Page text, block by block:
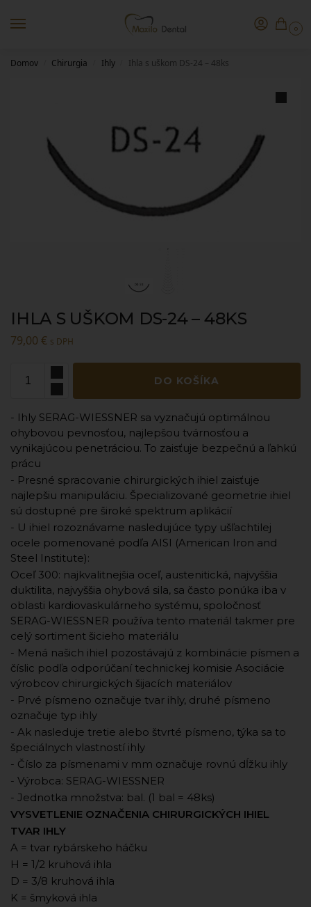
0
Domov Chirurgia Ihly Ihla s uškom DS-24 – 48ks
IHLA S UŠKOM DS-24 – 48KS
79,00 € s DPH
DO KOŠÍKA
- Ihly SERAG-WIESSNER sa vyznačujú optimálnou
ohybovou pevnosťou, najlepšou tvárnosťou a
vynikajúcou penetráciou. To zaisťuje bezpečnú a ľahkú
prácu
- Presné spracovanie chirurgických ihiel zaisťuje
najlepšiu manipuláciu. Špecializované geometrie ihiel
sú dostupné pre široké spektrum aplikácií
- U ihiel rozoznávame nasledujúce typy ušľachtilej
ocele pomenované podľa AISI (American Iron and
Steel Institute):
Oceľ 300: najkvalitnejšia oceľ, austenitická, najvyššia
duktilita, najvyššia ohybová sila, sa často ponúka iba v
oblasti kardiovaskulárneho systému, spoločnosť
SERAG-WIESSNER používa tento materiál takmer pre
celý sortiment šicieho materiálu
- Mená našich ihiel pozostávajú z kombinácie písmen a
číslic podľa odporúčaní technickej komisie Asociácie
výrobcov chirurgických šijacích materiálov
- Prvé písmeno označuje tvar ihly, druhé písmeno
označuje typ ihly
- Ak nasleduje tretie alebo štvrté písmeno, týka sa to
špeciálnych vlastností ihly
- Číslo za písmenami v mm označuje rovnú dĺžku ihly
- Výrobca: SERAG-WIESSNER
- Jednotka množstva: bal. (1 bal = 48ks)
VYSVETLENIE OZNAČENIA CHIRURGICKÝCH IHIEL
TVAR IHLY
A = tvar rybárskeho háčku
H = 1/2 kruhová ihla
D = 3/8 kruhová ihla
K = šmyková ihla